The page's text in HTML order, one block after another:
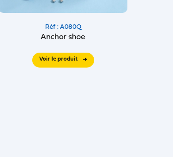
Réf : A080Q
Anchor shoe
Voir le produit